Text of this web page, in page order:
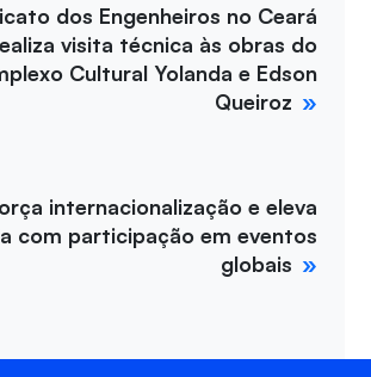
dos Engenheiros no Ceará
visita técnica às obras do
Cultural Yolanda e Edson
Queiroz
internacionalização e eleva
com participação em eventos
globais